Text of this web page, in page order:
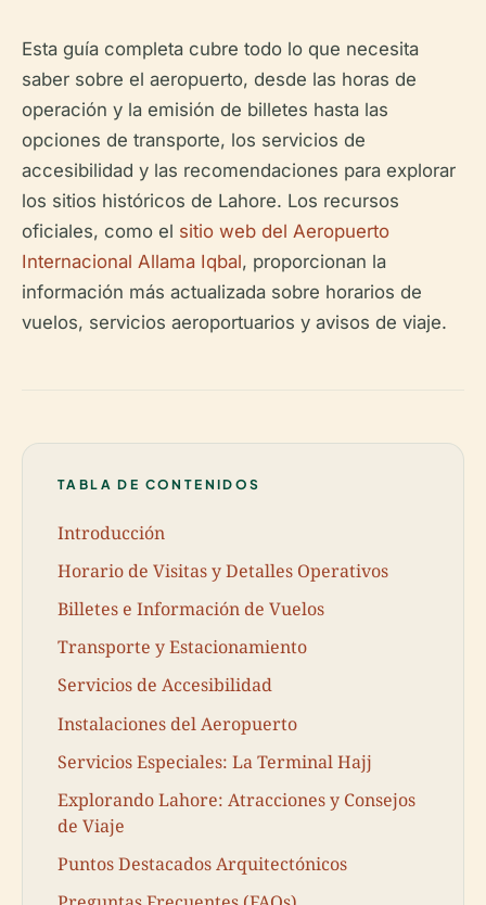
Esta guía completa cubre todo lo que necesita
saber sobre el aeropuerto, desde las horas de
operación y la emisión de billetes hasta las
opciones de transporte, los servicios de
accesibilidad y las recomendaciones para explorar
los sitios históricos de Lahore. Los recursos
oficiales, como el sitio web del Aeropuerto
Internacional Allama Iqbal, proporcionan la
información más actualizada sobre horarios de
vuelos, servicios aeroportuarios y avisos de viaje.
TABLA DE CONTENIDOS
Introducción
Horario de Visitas y Detalles Operativos
Billetes e Información de Vuelos
Transporte y Estacionamiento
Servicios de Accesibilidad
Instalaciones del Aeropuerto
Servicios Especiales: La Terminal Hajj
Explorando Lahore: Atracciones y Consejos
de Viaje
Puntos Destacados Arquitectónicos